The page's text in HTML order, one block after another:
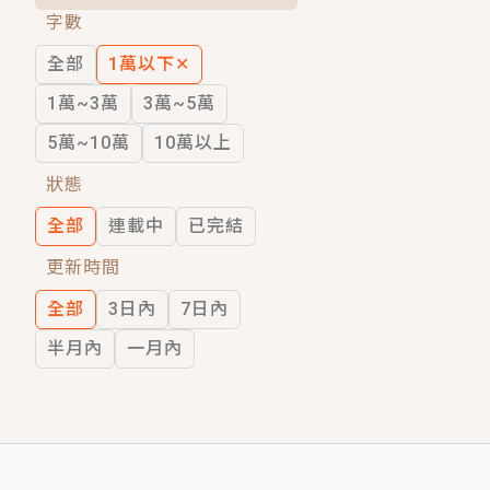
穿越｜《穿越遠古後成了野人娘子》你
字數
全部
1萬以下✕
1萬~3萬
3萬~5萬
5萬~10萬
10萬以上
狀態
全部
連載中
已完結
更新時間
全部
3日內
7日內
半月內
一月內